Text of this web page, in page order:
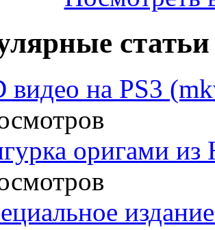
статьи
видео на PS3
оригами из